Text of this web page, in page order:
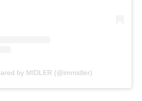
by MIDLER (@immidler)